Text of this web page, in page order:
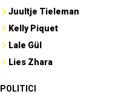
Juultje Tieleman
Kelly Piquet
Lale Gül
Lies Zhara
POLITICI